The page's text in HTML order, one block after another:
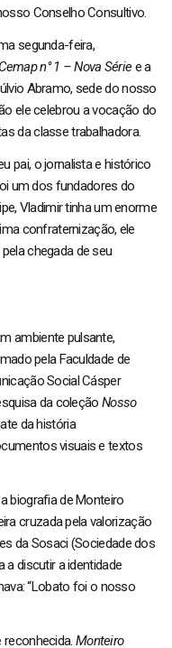
Conselho Consultivo.
segunda-feira,
n° 1 – Nova Sériee a
Abramo, sede do nosso
ele celebrou a vocação do
da classe trabalhadora.
pai, o jornalista e histórico
um dos fundadores do
Vladimir tinha um enorme
confraternização, ele
chegada de seu
ambiente pulsante,
pela Faculdade de
Social Cásper
da coleção Nosso
da história
visuais e textos
biografia de Monteiro
cruzada pela valorização
da Sosaci (Sociedade dos
a discutir a identidade
“Lobato foi o nosso
Monteiro